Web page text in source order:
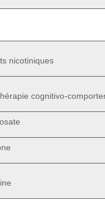
nicotiniques
cognitivo-